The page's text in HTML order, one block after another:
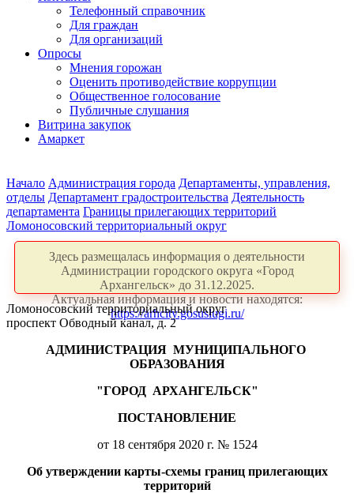
Телефонный справочник
Для граждан
Для организаций
Опросы
Мнения горожан
Оценить противодействие коррупции
Общественное голосование
Публичные слушания
Витрина закупок
Амаркет
Начало Администрация города Департаменты, управления,
отделы Департамент градостроительства Деятельность
департамента Границы прилегающих территорий
Ломоносовский территориальный округ
Здесь размещалась информация о деятельности
Администрации городского округа «Город
Архангельск» до 31.12.2025.
Актуальная информация и новости находятся:
https://arhcity.gosuslugi.ru/
Ломоносовский территориальный округ
проспект Обводный канал, д. 2
АДМИНИСТРАЦИЯ МУНИЦИПАЛЬНОГО
ОБРАЗОВАНИЯ
"ГОРОД АРХАНГЕЛЬСК"
ПОСТАНОВЛЕНИЕ
от 18 сентября 2020 г. № 1524
Об утверждении карты-схемы границ прилегающих
территорий